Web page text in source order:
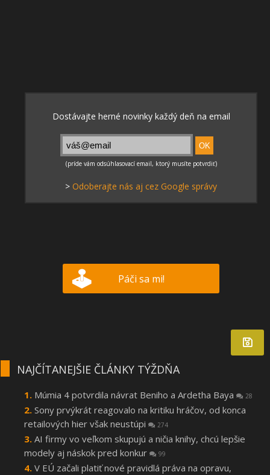
> Odoberajte nás aj cez Google správy
Páči sa mi!
NAJČÍTANEJŠIE ČLÁNKY TÝŽDŇA
Múmia 4 potvrdila návrat Beniho a Ardetha Baya 28
Sony prvýkrát reagovalo na kritiku hráčov, od konca
retailových hier však neustúpi
274
AI firmy vo veľkom skupujú a ničia knihy, chcú lepšie
modely aj náskok pred konkur
99
V EÚ začali platiť nové pravidlá práva na opravu,